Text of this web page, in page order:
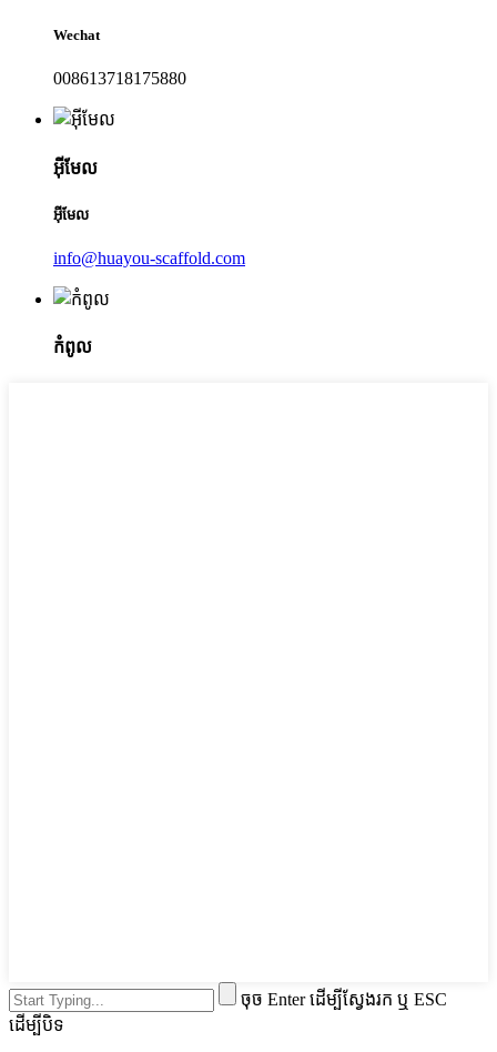
Wechat
008613718175880
អ៊ីមែល
អ៊ីមែល
info@huayou-scaffold.com
កំពូល
ចុច Enter ដើម្បីស្វែងរក ឬ ESC
ដើម្បីបិទ